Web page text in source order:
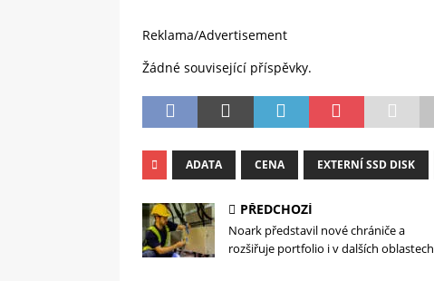
Reklama/Advertisement
Žádné související příspěvky.
ADATA CENA EXTERNÍ SSD DISK
PŘEDCHOZÍ
Noark představil nové chrániče a
rozšiřuje portfolio i v dalších oblastech